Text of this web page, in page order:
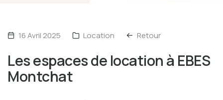
16 Avril 2025 Location Retour
Les espaces de location à EBES
Montchat